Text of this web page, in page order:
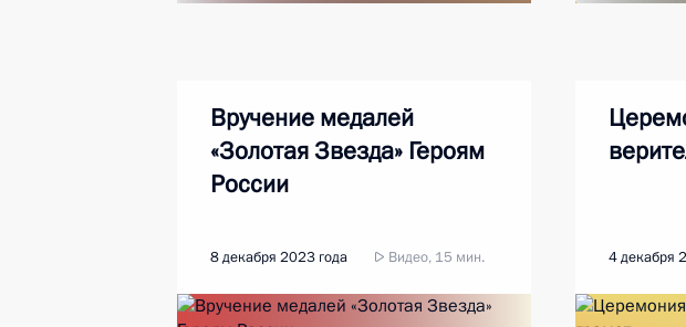
Вручение медалей
«Золотая Звезда» Героям
России
8 декабря 2023 года Видео, 15 мин. 4 декабря